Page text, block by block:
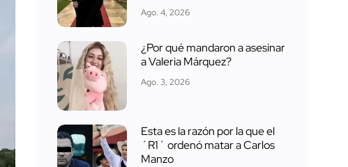
Ago. 4, 2026
¿Por qué mandaron a asesinar
a Valeria Márquez?
Ago. 3, 2026
Esta es la razón por la que el
´R1´ ordenó matar a Carlos
Manzo